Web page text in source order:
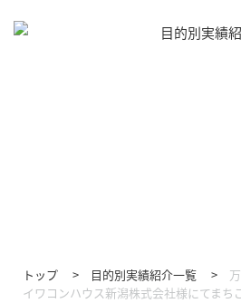
目的別実績
トップ 目的別実績紹介一覧
イワコンハウス新潟株式会社様にてまち